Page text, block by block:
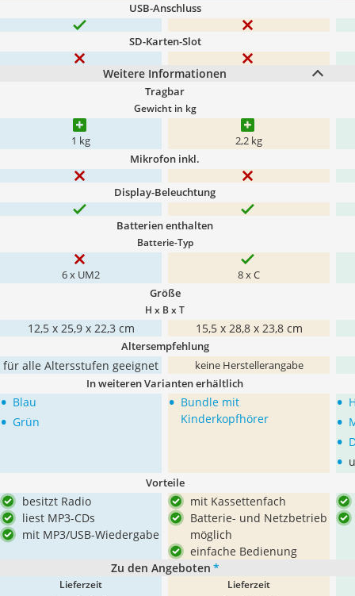
USB-Anschluss
SD-Karten-Slot
Weitere Informationen
Tragbar
Gewicht in kg
1 kg 2,2 kg
Mikrofon inkl.
Display-Beleuchtung
Batterien enthalten
Batterie-Typ
6 x UM2 8 x C
Größe
H x B x T
12,5 x 25,9 x 22,3 cm 15,5 x 28,8 x 23,8 cm
Altersempfehlung
für alle Altersstufen geeignet keine Herstellerangabe
In weiteren Varianten erhältlich
• Blau
• Grün
• Bundle mit
Kinderkopfhörer
•
•
•
•
Vorteile
besitzt Radio
liest MP3-CDs
mit MP3/USB-Wiedergabe
mit Kassettenfach
Batterie- und Netzbetrieb
möglich
einfache Bedienung
Zu den Angeboten *
Lieferzeit Lieferzeit